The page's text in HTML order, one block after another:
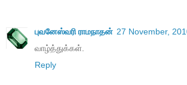
புவனேஸ்வரி ராமநாதன் 27 November,
வாழ்த்துக்கள்.
Reply